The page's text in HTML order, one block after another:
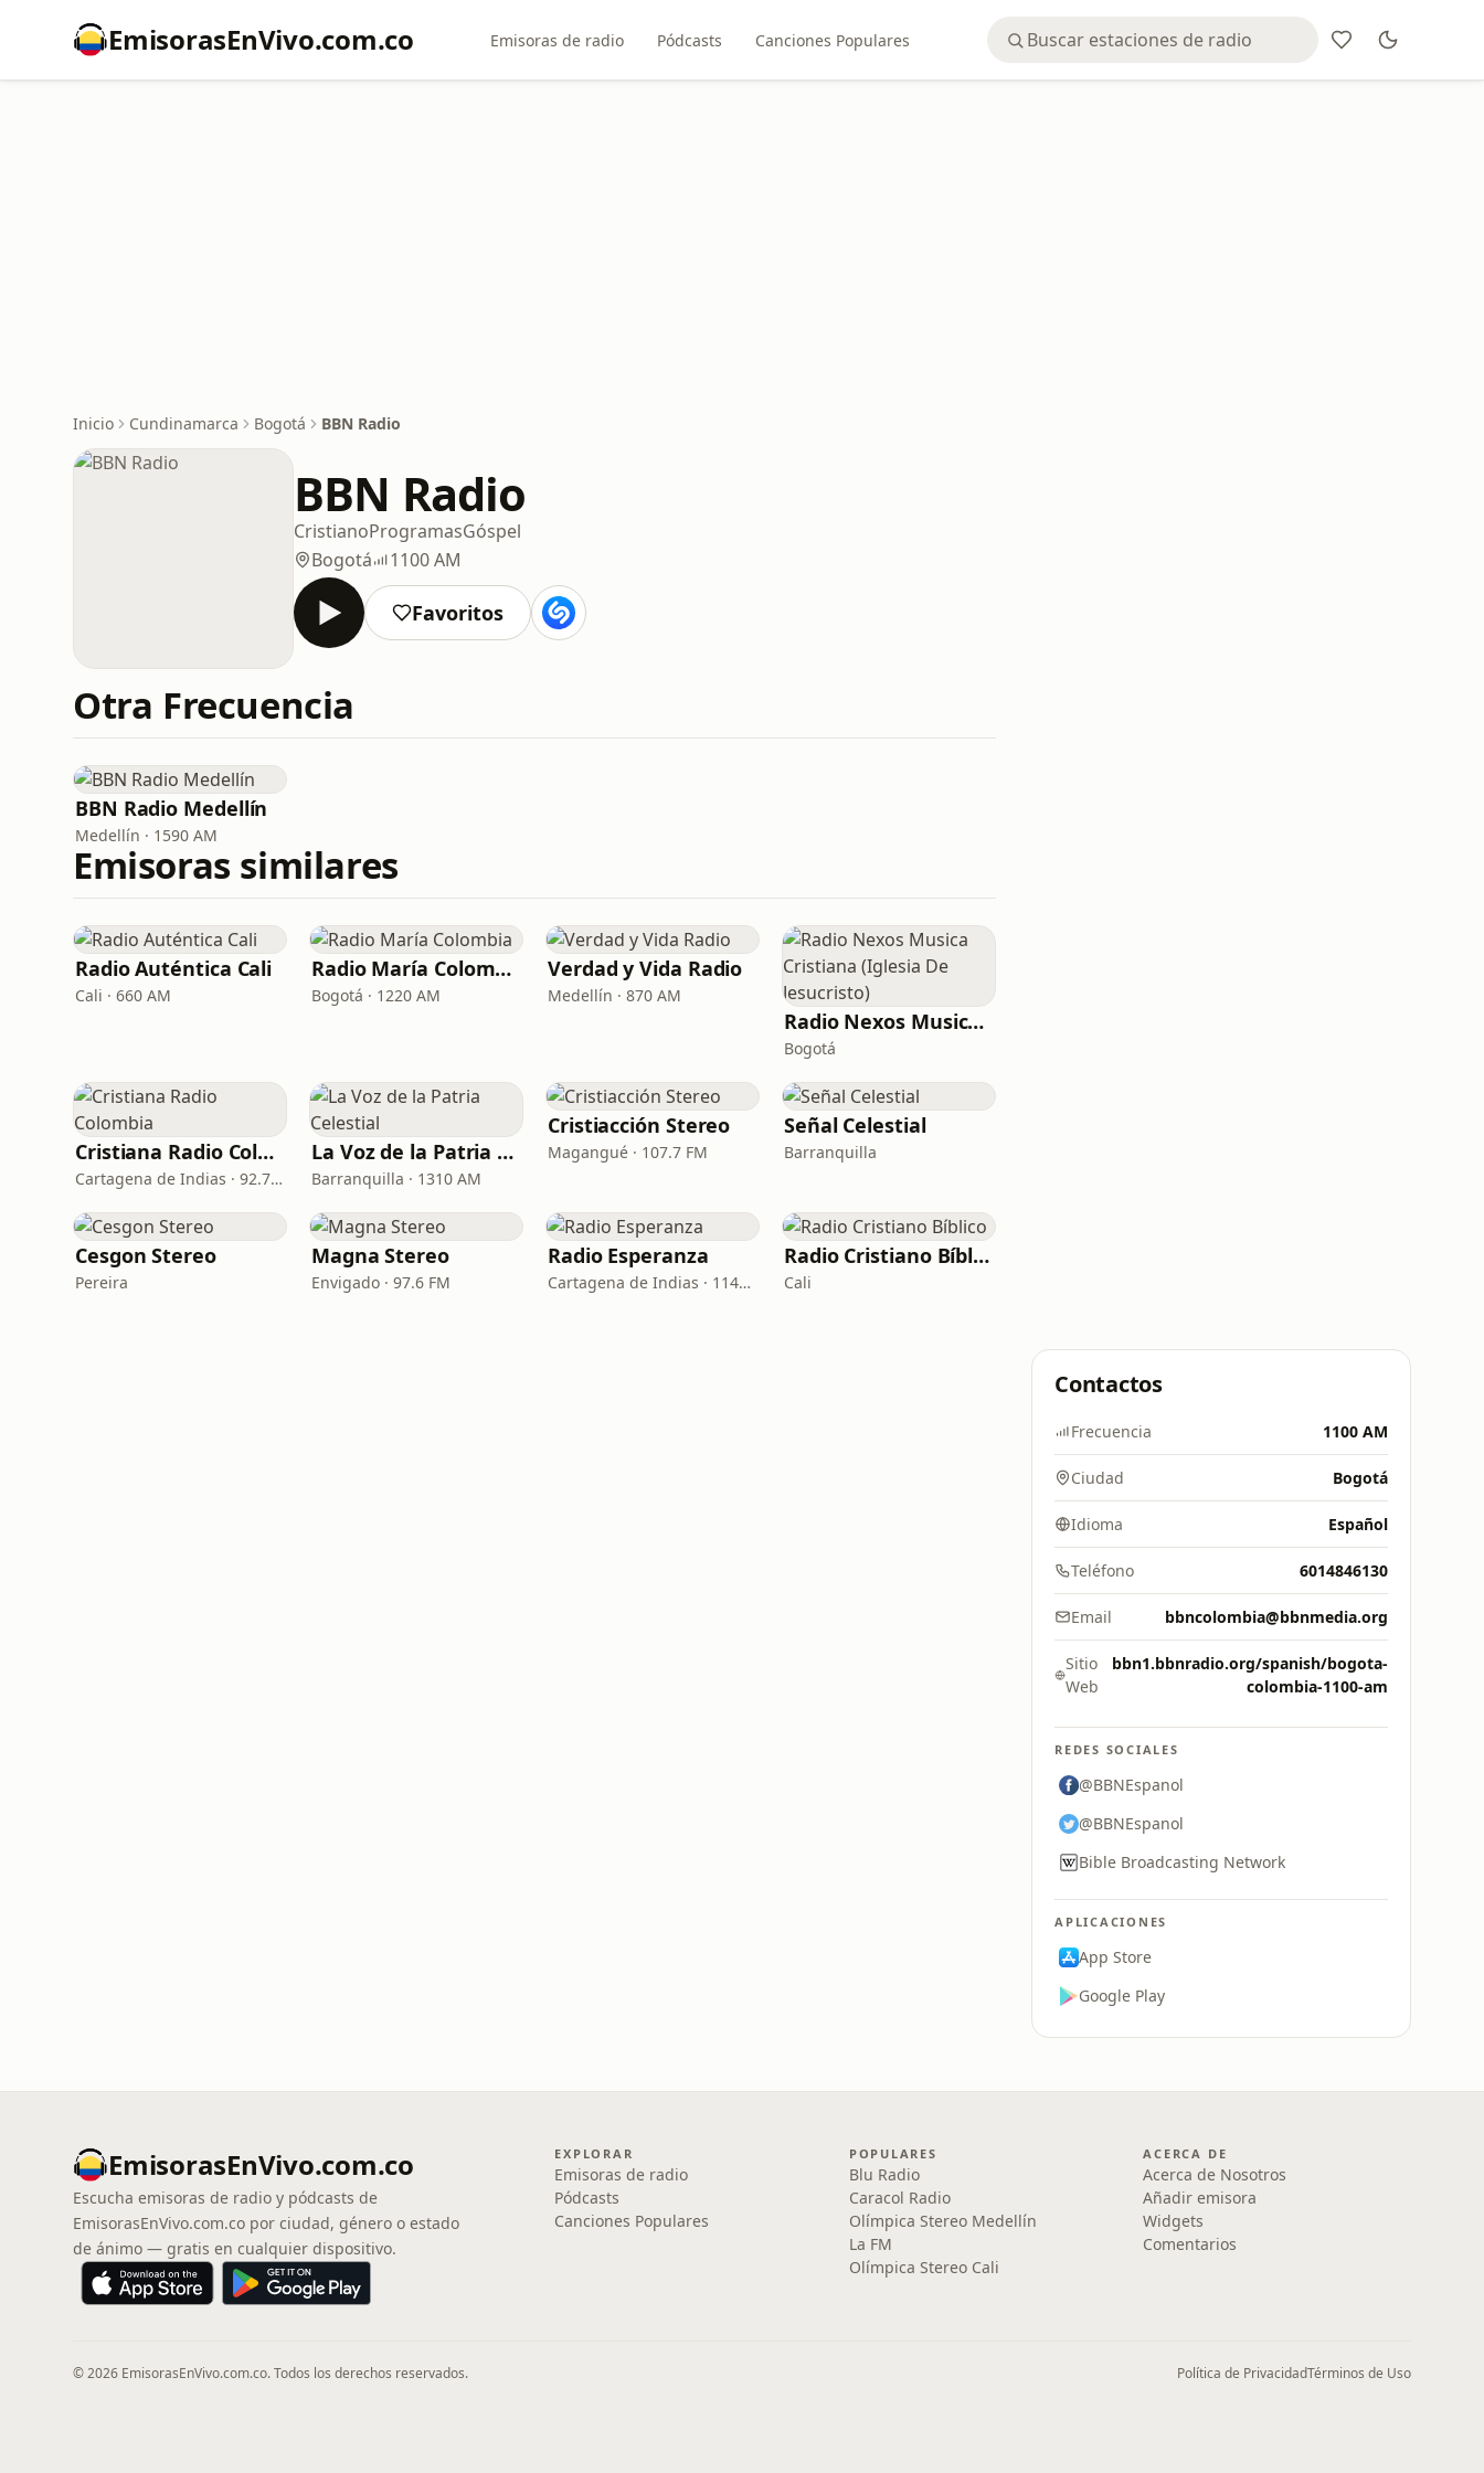
EmisorasEnVivo.com.co Emisoras de radio Pódcasts Canciones Populares
Inicio Cundinamarca Bogotá BBN Radio
BBN Radio
CristianoProgramasGóspel
Bogotá
1100 AM
Favoritos
Otra Frecuencia
BBN Radio Medellín
Medellín · 1590 AM
Emisoras similares
Radio Auténtica Cali
Cali · 660 AM
Radio María Colombia
Bogotá · 1220 AM
Verdad y Vida Radio
Medellín · 870 AM
Radio Nexos Musica Cristiana (Iglesia De Jesucristo)
Bogotá
Cristiana Radio Colombia
Cartagena de Indias · 92.7 FM
La Voz de la Patria Celestial
Barranquilla · 1310 AM
Cristiacción Stereo
Magangué · 107.7 FM
Señal Celestial
Barranquilla
Cesgon Stereo
Pereira
Magna Stereo
Envigado · 97.6 FM
Radio Esperanza
Cartagena de Indias · 1140 AM
Radio Cristiano Bíblico
Cali
Contactos
Frecuencia 1100 AM
Ciudad Bogotá
Idioma Español
Teléfono 6014846130
Email bbncolombia@bbnmedia.org
Sitio
Web
bbn1.bbnradio.org/spanish/bogota-
colombia-1100-am
REDES SOCIALES
@BBNEspanol
@BBNEspanol
Bible Broadcasting Network
APLICACIONES
App Store
Google Play
EmisorasEnVivo.com.co
Escucha emisoras de radio y pódcasts de
EmisorasEnVivo.com.co por ciudad, género o estado
de ánimo — gratis en cualquier dispositivo.
EXPLORAR
Emisoras de radio
Pódcasts
Canciones Populares
POPULARES
Blu Radio
Caracol Radio
Olímpica Stereo Medellín
La FM
Olímpica Stereo Cali
ACERCA DE
Acerca de Nosotros
Añadir emisora
Widgets
Comentarios
© 2026 EmisorasEnVivo.com.co. Todos los derechos reservados. Política de PrivacidadTérminos de Uso